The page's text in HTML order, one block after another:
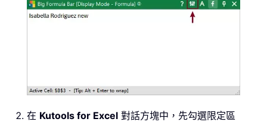
在 Kutools for Excel 對話方塊中，先勾選限定區